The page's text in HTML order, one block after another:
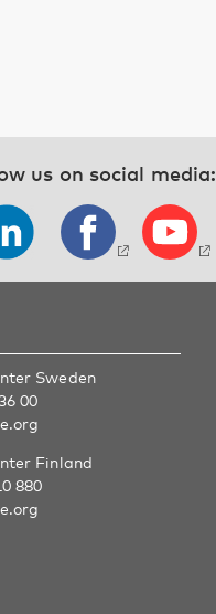
us on social media:
Sweden
00
Finland
880